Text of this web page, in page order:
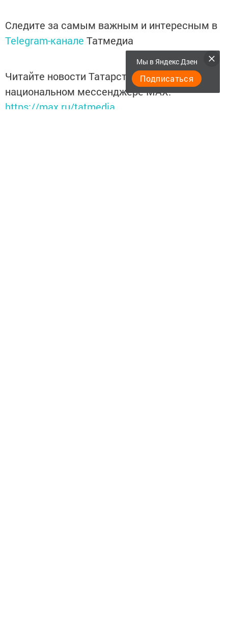
Следите за самым важным и интересным в
Telegram-канале Татмедиа
Читайте новости Татарстана в
национальном мессенджере MАХ:
https://max.ru/tatmedia
Мы в Яндекс Дзен
Подписаться